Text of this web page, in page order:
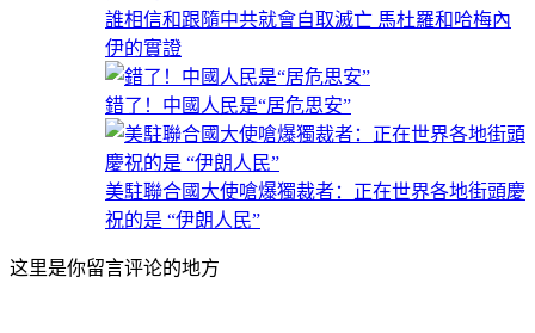
誰相信和跟隨中共就會自取滅亡 馬杜羅和哈梅內
伊的實證
錯了！中國人民是“居危思安”
美駐聯合國大使嗆爆獨裁者：正在世界各地街頭慶
祝的是 “伊朗人民”
这里是你留言评论的地方